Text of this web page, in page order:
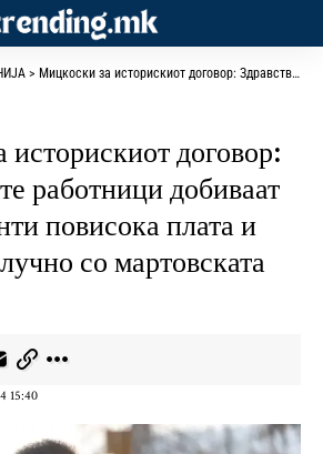
> Мицкоски за историскиот договор: Здравствените работници добиваат десет проценти повисока плата и нови 5% заклучно со мартовската плата
договор:
работници добиваат
повисока плата и
со мартовската
15:40